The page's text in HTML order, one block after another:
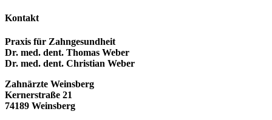
Kontakt
Praxis für Zahngesundheit
Dr. med. dent. Thomas Weber
Dr. med. dent. Christian Weber
Zahnärzte Weinsberg
Kernerstraße 21
74189 Weinsberg